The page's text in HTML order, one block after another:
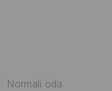
Normali oda